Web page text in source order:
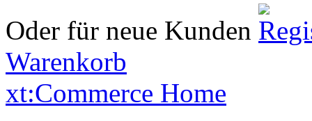
Oder für neue Kunden
Warenkorb
xt:Commerce Home